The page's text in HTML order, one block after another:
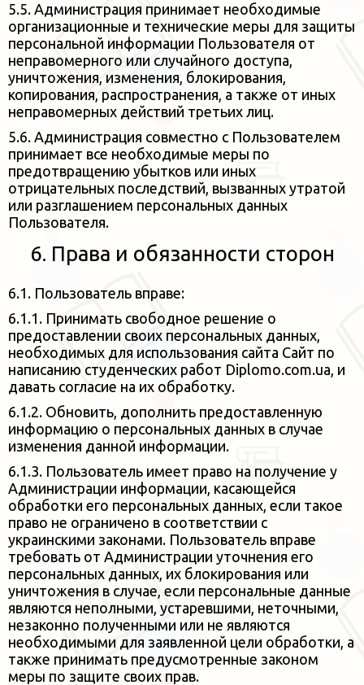
5.5. Администрация принимает необходимые
организационные и технические меры для защиты
персональной информации Пользователя от
неправомерного или случайного доступа,
уничтожения, изменения, блокирования,
копирования, распространения, а также от иных
неправомерных действий третьих лиц.
5.6. Администрация совместно с Пользователем
принимает все необходимые меры по
предотвращению убытков или иных
отрицательных последствий, вызванных утратой
или разглашением персональных данных
Пользователя.
6. Права и обязанности сторон
6.1. Пользователь вправе:
6.1.1. Принимать свободное решение о
предоставлении своих персональных данных,
необходимых для использования сайта Сайт по
написанию студенческих работ Diplomo.com.ua, и
давать согласие на их обработку.
6.1.2. Обновить, дополнить предоставленную
информацию о персональных данных в случае
изменения данной информации.
6.1.3. Пользователь имеет право на получение у
Администрации информации, касающейся
обработки его персональных данных, если такое
право не ограничено в соответствии с
украинскими законами. Пользователь вправе
требовать от Администрации уточнения его
персональных данных, их блокирования или
уничтожения в случае, если персональные данные
являются неполными, устаревшими, неточными,
незаконно полученными или не являются
необходимыми для заявленной цели обработки, а
также принимать предусмотренные законом
меры по защите своих прав.